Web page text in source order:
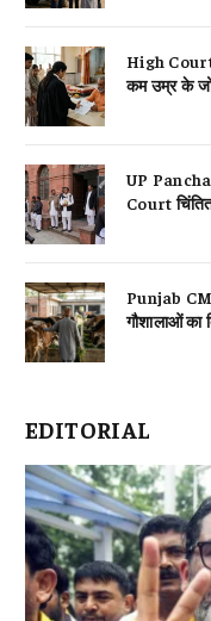
High Court
कम उम्र के
UP
Court
Punjab
गौशालाओं का
EDITORIAL